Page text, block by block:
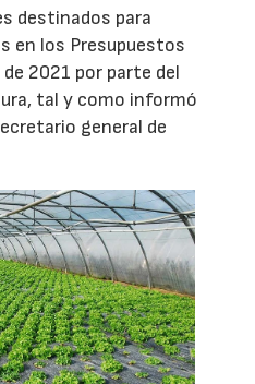
destinados para
en los Presupuestos
2021 por parte del
tal y como informó
general de